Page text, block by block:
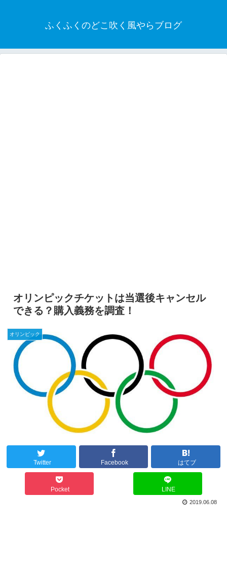
ふくふくのどこ吹く風やらブログ
オリンピックチケットは当選後キャンセル
できる？購入義務を調査！
オリンピック
Twitter Facebook はてブ
Pocket LINE
2019.06.08